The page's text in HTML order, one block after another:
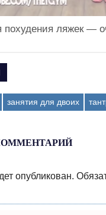
похудения ляжек —
занятия для двоих
опубликован.